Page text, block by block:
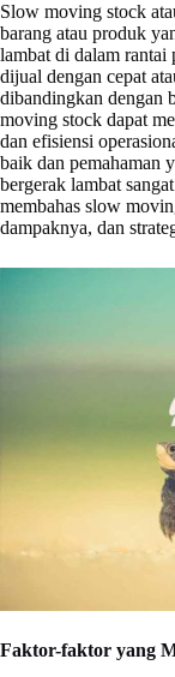
Slow moving stock
barang atau produk
lambat di dalam rantai
dijual dengan cepat
dibandingkan dengan
moving stock dapat
dan efisiensi
baik dan pemahaman
bergerak lambat
membahas slow
dampaknya, dan
Faktor-faktor yang